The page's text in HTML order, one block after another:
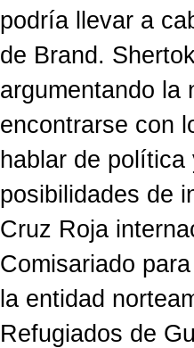
podría llevar a
de Brand.
argumentando la
encontrarse con
hablar de
posibilidades de
Cruz Roja
Comisariado
la entidad
Refugiados de